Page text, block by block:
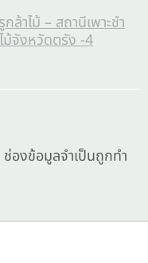
ช่องข้อมูลจำเป็นถูกทำ